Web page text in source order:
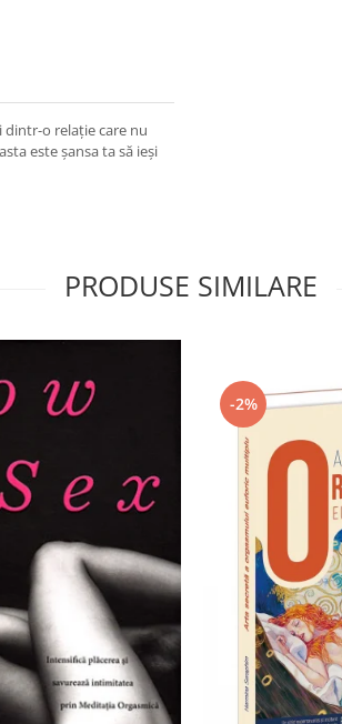
dintr-o relaţie care nu
este şansa ta să ieşi
PRODUSE SIMILARE
-2%